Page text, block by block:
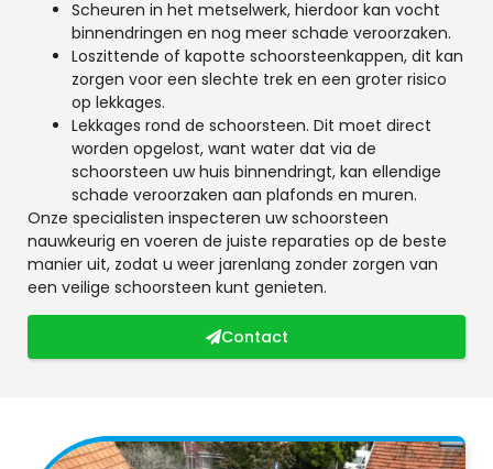
Scheuren in het metselwerk, hierdoor kan vocht
binnendringen en nog meer schade veroorzaken.
Loszittende of kapotte schoorsteenkappen, dit kan
zorgen voor een slechte trek en een groter risico
op lekkages.
Lekkages rond de schoorsteen. Dit moet direct
worden opgelost, want water dat via de
schoorsteen uw huis binnendringt, kan ellendige
schade veroorzaken aan plafonds en muren.
Onze specialisten inspecteren uw schoorsteen
nauwkeurig en voeren de juiste reparaties op de beste
manier uit, zodat u weer jarenlang zonder zorgen van
een veilige schoorsteen kunt genieten.
Contact